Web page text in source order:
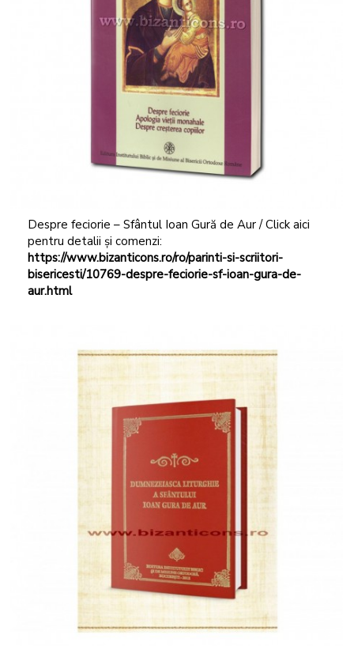
Despre feciorie – Sfântul Ioan Gură de Aur / Click aici
pentru detalii și comenzi:
https://www.bizanticons.ro/ro/parinti-si-scriitori-
bisericesti/10769-despre-feciorie-sf-ioan-gura-de-
aur.html